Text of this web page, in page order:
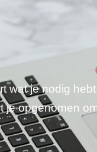
wat je nodig
opgenomen